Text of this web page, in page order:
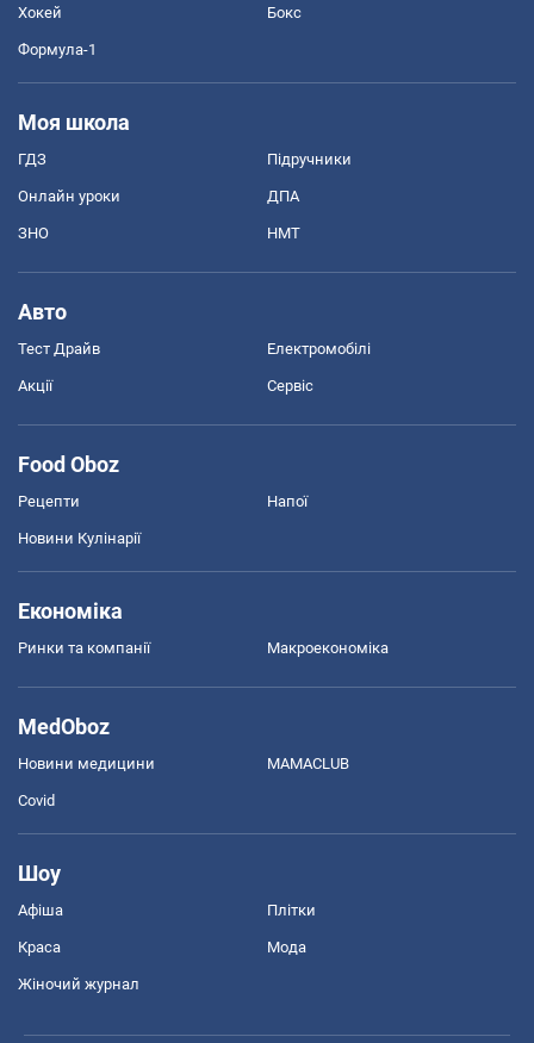
Хокей Бокс
Формула-1
Моя школа
ГДЗ Підручники
Онлайн уроки ДПА
ЗНО НМТ
Авто
Тест Драйв Електромобілі
Акції Сервіс
Food Oboz
Рецепти Напої
Новини Кулінарії
Економіка
Ринки та компанії Макроекономіка
MedOboz
Новини медицини MAMACLUB
Covid
Шоу
Афіша Плітки
Краса Мода
Жіночий журнал